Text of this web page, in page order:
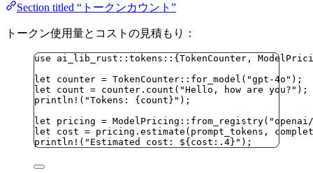
Section titled “トークンカウント”
トークン使用量とコストの見積もり：
use ai_lib_rust :: tokens :: {TokenCounter,
let
counter = TokenCounter :: for_model ( "gpt-4o " );
let
count = counter . count ( "Hello, how are you? " );
println! ( "Tokens: {count} " );
let
pricing = ModelPricing :: from_registry( "
let
cost = pricing . estimate ( prompt_tokens ,
println! ( " Estimated cost: ${cost:.4} " );